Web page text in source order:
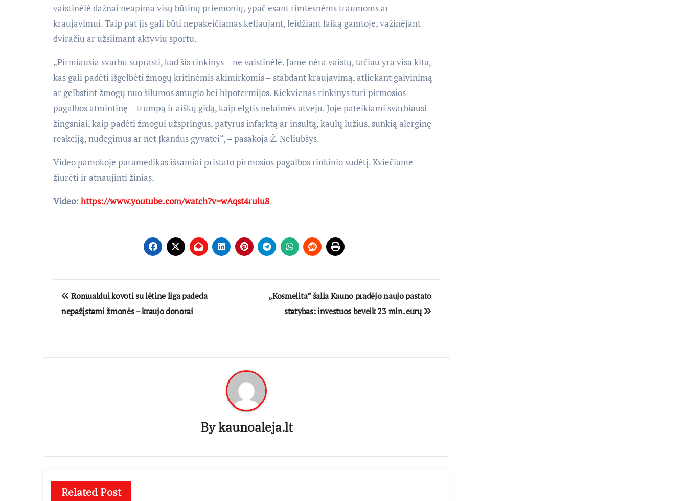
vaistinėlė dažnai neapima visų būtinų priemonių, ypač esant rimtesnėms traumoms ar
kraujavimui. Taip pat jis gali būti nepakeičiamas keliaujant, leidžiant laiką gamtoje, važinėjant
dviračiu ar užsiimant aktyviu sportu.
„Pirmiausia svarbu suprasti, kad šis rinkinys – ne vaistinėlė. Jame nėra vaistų, tačiau yra visa kita,
kas gali padėti išgelbėti žmogų kritinėmis akimirkomis – stabdant kraujavimą, atliekant gaivinimą
ar gelbstint žmogų nuo šilumos smūgio bei hipotermijos. Kiekvienas rinkinys turi pirmosios
pagalbos atmintinę – trumpą ir aiškų gidą, kaip elgtis nelaimės atveju. Joje pateikiami svarbiausi
žingsniai, kaip padėti žmogui užspringus, patyrus infarktą ar insultą, kaulų lūžius, sunkią alerginę
reakciją, nudegimus ar net įkandus gyvatei“, – pasakoja Ž. Neliubšys.
Video pamokoje paramedikas išsamiai pristato pirmosios pagalbos rinkinio sudėtį. Kviečiame
žiūrėti ir atnaujinti žinias.
Video: https://www.youtube.com/watch?v=wAqst4rulu8
Navigacija
tarp
Romualdui kovoti su lėtine liga padeda
nepažįstami žmonės – kraujo donorai
„Kosmelita” šalia Kauno pradėjo naujo pastato
statybas: investuos beveik 23 mln. eurų
Bykaunoaleja.lt
Related Post